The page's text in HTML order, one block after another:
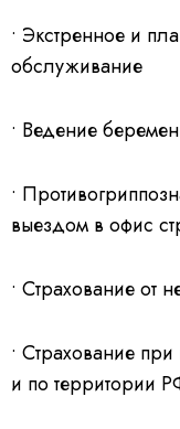
• Экстренное и
обслуживание
• Ведение
•
выездом в офис
• Страхование от
• Страхование
и по территории